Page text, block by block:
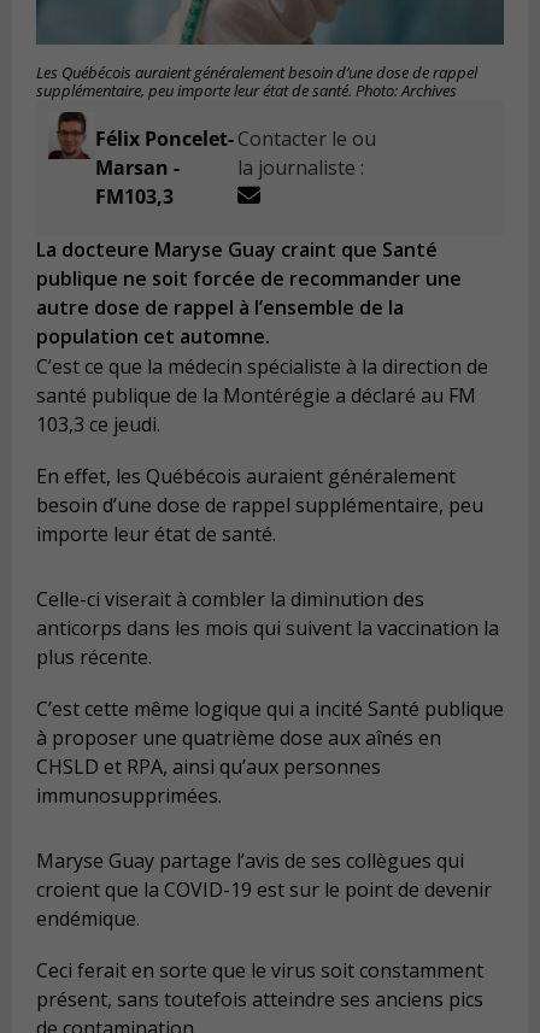
Les Québécois auraient généralement besoin d’une dose de rappel
supplémentaire, peu importe leur état de santé. Photo: Archives
Félix Poncelet-
Marsan -
FM103,3
Contacter le ou
la journaliste :
La docteure Maryse Guay craint que Santé
publique ne soit forcée de recommander une
autre dose de rappel à l’ensemble de la
population cet automne.
C’est ce que la médecin spécialiste à la direction de
santé publique de la Montérégie a déclaré au FM
103,3 ce jeudi.
En effet, les Québécois auraient généralement
besoin d’une dose de rappel supplémentaire, peu
importe leur état de santé.
Celle-ci viserait à combler la diminution des
anticorps dans les mois qui suivent la vaccination la
plus récente.
C’est cette même logique qui a incité Santé publique
à proposer une quatrième dose aux aînés en
CHSLD et RPA, ainsi qu’aux personnes
immunosupprimées.
Maryse Guay partage l’avis de ses collègues qui
croient que la COVID-19 est sur le point de devenir
endémique.
Ceci ferait en sorte que le virus soit constamment
présent, sans toutefois atteindre ses anciens pics